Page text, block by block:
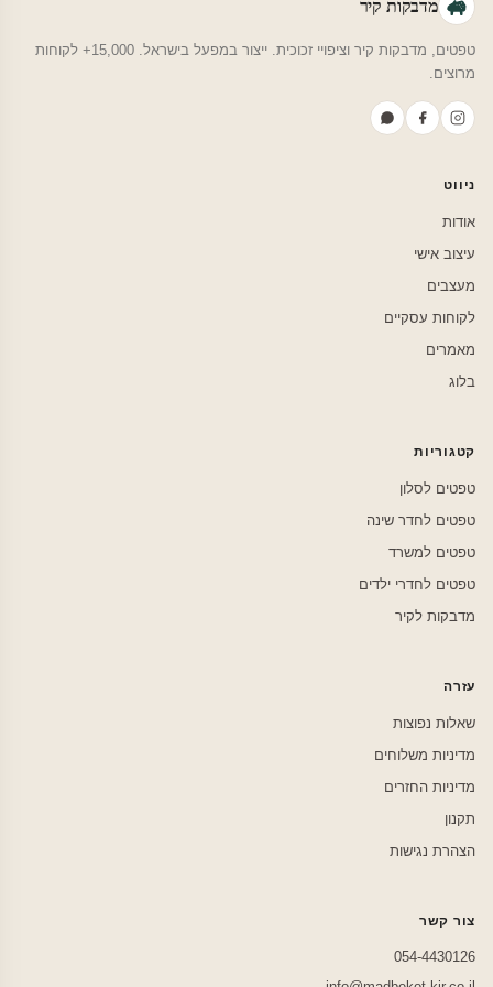
מדבקות קיר
טפטים, מדבקות קיר וציפויי זכוכית. ייצור במפעל בישראל. 15,000+ לקוחות
מרוצים.
ניווט
אודות
עיצוב אישי
מעצבים
לקוחות עסקיים
מאמרים
בלוג
קטגוריות
טפטים לסלון
טפטים לחדר שינה
טפטים למשרד
טפטים לחדרי ילדים
מדבקות לקיר
עזרה
שאלות נפוצות
מדיניות משלוחים
מדיניות החזרים
תקנון
הצהרת נגישות
צור קשר
054-4430126